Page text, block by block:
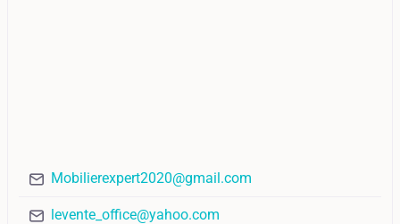
Mobilierexpert2020@gmail.com
levente_office@yahoo.com